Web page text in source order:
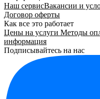
Наш сервисВакансии и
Договор оферты
Как все это работает
Цены на услуги Методы
информация
Подписывайтесь на нас